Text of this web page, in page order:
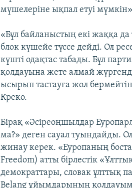
мүшелеріне ықпал етуі
«Бұл байланыстың екі жаққа
блок күшейе түссе дейді. Ол
күшті одақтас табады. Бұл
қолдауына жете алмай
ысырып тастауға жол
Креко.
Бірақ «Әсіреоңшылдар
ма?» деген сауал туындайды.
жинау керек. «Еуропаның
Freedom) атты бірлестік
демократтары, словак ұлттық
Belang ұйымдарының